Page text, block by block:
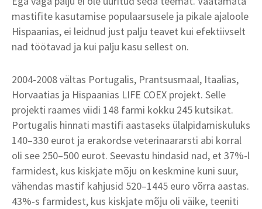
mastifite kasutamise populaarsusele ja pikale ajaloole
Hispaanias, ei leidnud just palju teavet kui efektiivselt
nad töötavad ja kui palju kasu sellest on.
2004-2008 vältas Portugalis, Prantsusmaal, Itaalias,
Horvaatias ja Hispaanias LIFE COEX projekt. Selle
projekti raames viidi 148 farmi kokku 245 kutsikat.
Portugalis hinnati mastifi aastaseks ülalpidamiskuluks
140–330 eurot ja erakordse veterinaararsti abi korral
oli see 250–500 eurot. Seevastu hindasid nad, et 37%-l
farmidest, kus kiskjate mõju on keskmine kuni suur,
vähendas mastif kahjusid 520–1445 euro võrra aastas.
43%-s farmidest, kus kiskjate mõju oli väike, teeniti